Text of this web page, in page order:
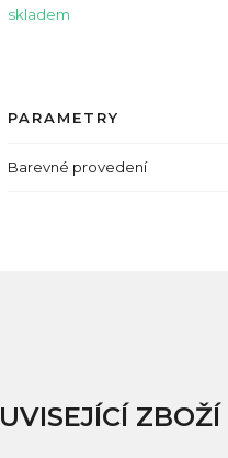
skladem
PARAMETRY
Barevné provedení
ZBOŽÍ